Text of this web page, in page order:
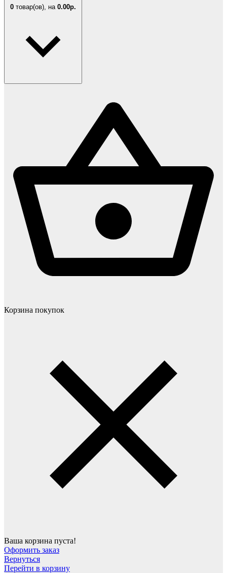
0 товар(ов), на 0.00р.
Корзина покупок
Ваша корзина пуста!
Оформить заказ
Вернуться
Перейти в корзину